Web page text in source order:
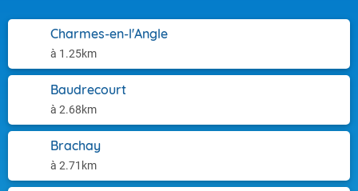
Charmes-en-l'Angle
à 1.25km
Baudrecourt
à 2.68km
Brachay
à 2.71km